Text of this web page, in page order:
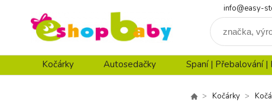
info@easy-
Kočárky Autosedačky Spaní | Přebalování |
Kočárky